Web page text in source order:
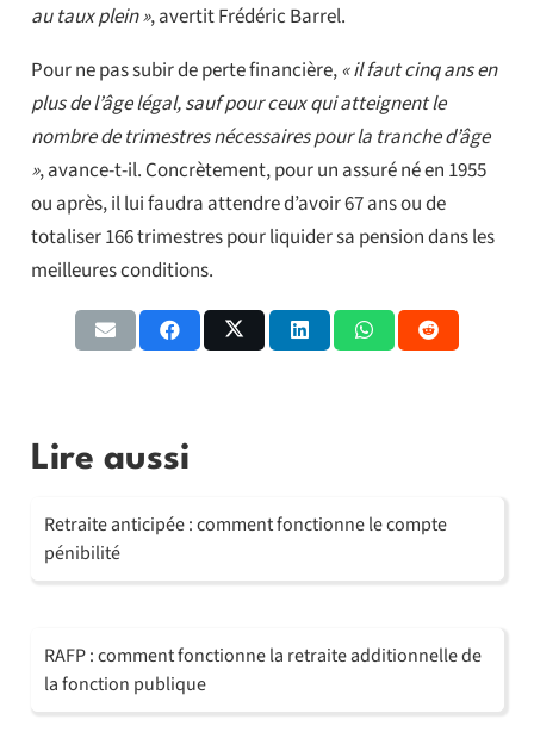
au taux plein », avertit Frédéric Barrel.
Pour ne pas subir de perte financière,« il faut cinq ans en
plus de l’âge légal, sauf pour ceux qui atteignent le
nombre de trimestres nécessaires pour la tranche d’âge
», avance-t-il. Concrètement, pour un assuré né en 1955
ou après, il lui faudra attendre d’avoir 67 ans ou de
totaliser 166 trimestres pour liquider sa pension dans les
meilleures conditions.
Lire aussi
Retraite anticipée : comment fonctionne le compte
pénibilité
RAFP : comment fonctionne la retraite additionnelle de
la fonction publique